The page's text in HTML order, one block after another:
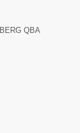
QBA H